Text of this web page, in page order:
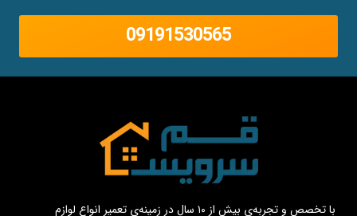
09191530565
با تخصص و تجربه‌ی بیش از ۱۰ سال در زمینه‌ی تعمیر انواع لوازم